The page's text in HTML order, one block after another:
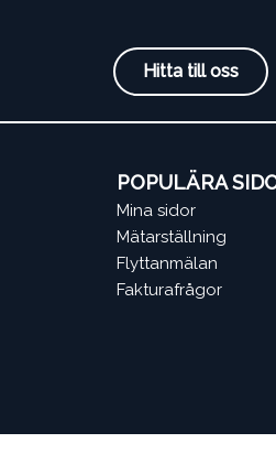
Hitta till oss
POPULÄRA
Mina sidor
Mätarställning
Flyttanmälan
Fakturafrågor